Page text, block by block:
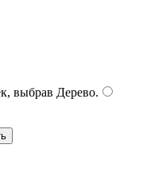
выбрав Дерево.